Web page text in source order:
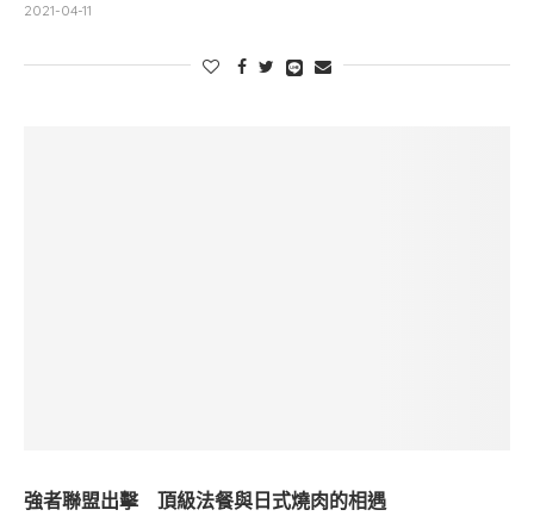
2021-04-11
強者聯盟出擊 頂級法餐與日式燒肉的相遇